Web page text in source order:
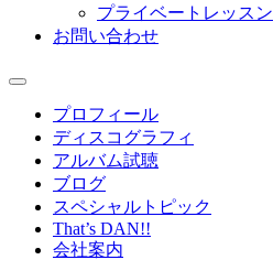
プライベートレッスン
お問い合わせ
プロフィール
ディスコグラフィ
アルバム試聴
ブログ
スペシャルトピック
That’s DAN!!
会社案内